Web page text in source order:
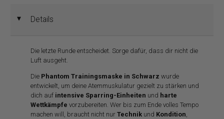
◄ Details
Die letzte Runde entscheidet. Sorge dafür, dass dir nicht die
Luft ausgeht.
Die Phantom Trainingsmaske in Schwarz wurde
entwickelt, um deine Atemmuskulatur gezielt zu stärken und
dich auf intensive Sparring-Einheiten und harte
Wettkämpfevorzubereiten. Wer bis zum Ende volles Tempo
machen will, braucht nicht nurTechnik und Kondition